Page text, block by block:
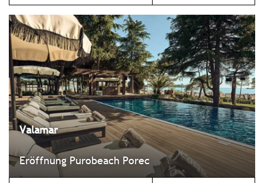
Valamar
Eröffnung Purobeach Porec